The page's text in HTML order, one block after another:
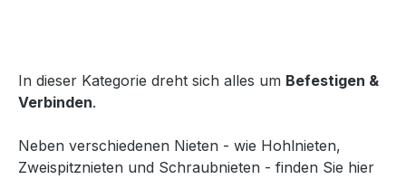
In dieser Kategorie dreht sich alles um Befestigen &
Verbinden.
Neben verschiedenen Nieten - wie Hohlnieten,
Zweispitznieten und Schraubnieten - finden Sie hier